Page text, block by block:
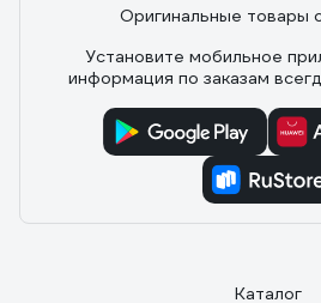
Оригинальные товары
Установите мобильное
информация по заказам
Каталог